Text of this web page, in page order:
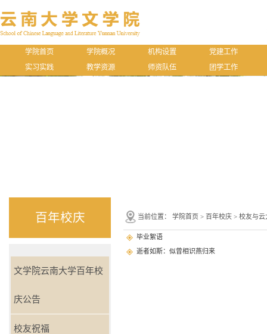
学院首页 学院概况 机构设置
党建工作
实习实践
教学资源 师资队伍 团学工作
百年校庆
文学院云南大学百年校
庆公告
校友祝福
当前位置：学院首页 >百年校庆 >校友与云
毕业絮语
逝者如斯：似曾相识燕归来